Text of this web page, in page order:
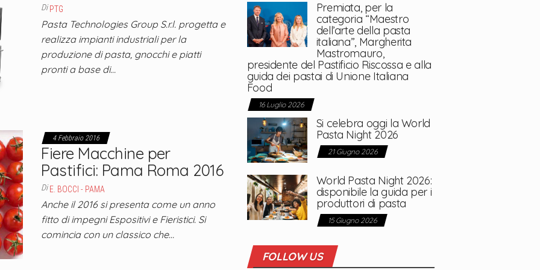
Di PTG
Pasta Technologies Group S.r.l. progetta e
realizza impianti industriali per la
produzione di pasta, gnocchi e piatti
pronti a base di…
4 Febbraio 2016
Fiere Macchine per
Pastifici: Pama Roma 2016
Di E. BOCCI - PAMA
Anche il 2016 si presenta come un anno
fitto di impegni Espositivi e Fieristici. Si
comincia con un classico che…
Premiata, per la
categoria “Maestro
dell’arte della pasta
italiana”, Margherita
Mastromauro,
presidente del Pastificio Riscossa e alla
guida dei pastai di Unione Italiana
Food
16 Luglio 2026
Si celebra oggi la World
Pasta Night 2026
21 Giugno 2026
World Pasta Night 2026:
disponibile la guida per i
produttori di pasta
15 Giugno 2026
FOLLOW US